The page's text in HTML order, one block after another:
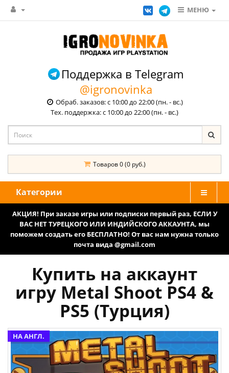
МЕНЮ
Поддержка в Telegram
@igronovinka
Обраб. заказов: с 10:00 до 22:00 (пн. - вс.)
Тех. поддержка: с 10:00 до 22:00 (пн. - вс.)
Товаров 0 (0 руб.)
Категории
АКЦИЯ! При заказе игры или подписки первый раз, ЕСЛИ У
ВАС НЕТ ТУРЕЦКОГО ИЛИ ИНДИЙСКОГО АККАУНТА, мы
поможем создать его БЕСПЛАТНО! От вас нам нужна только
почта вида @gmail.com
Купить на аккаунт
игру Metal Shoot PS4 &
PS5 (Турция)
НА АНГЛ.